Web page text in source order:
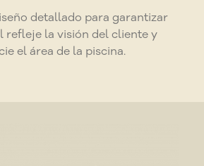
detallado para garantizar
refleje la visión del cliente y
el área de la piscina.